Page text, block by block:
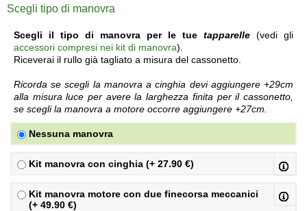
Scegli tipo di manovra
Scegli il tipo di manovra per le tue tapparelle (vedi gli
accessori compresi nei kit di manovra).
Riceverai il rullo già tagliato a misura del cassonetto.
Ricorda se scegli la manovra a cinghia devi aggiungere +29cm
alla misura luce per avere la larghezza finita per il cassonetto,
se scegli la manovra a motore occorre aggiungere +27cm.
Nessuna manovra
Kit manovra con cinghia (+ 27.90 €)
Kit manovra motore con due finecorsa meccanici
(+ 49.90 €)